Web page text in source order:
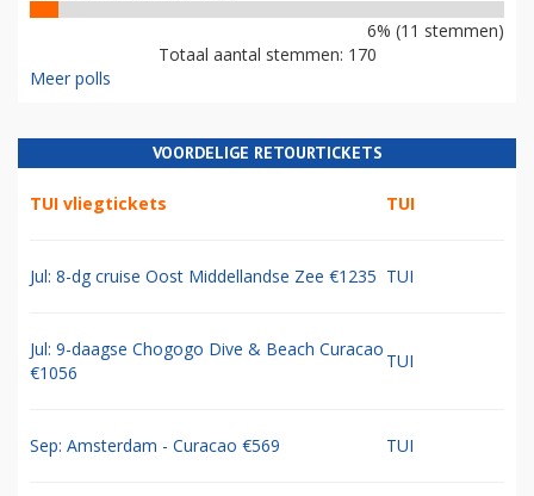
6% (11 stemmen)
Totaal aantal stemmen: 170
Meer polls
VOORDELIGE RETOURTICKETS
TUI vliegtickets TUI
Jul: 8-dg cruise Oost Middellandse Zee €1235 TUI
Jul: 9-daagse Chogogo Dive & Beach Curacao
€1056
TUI
Sep: Amsterdam - Curacao €569 TUI